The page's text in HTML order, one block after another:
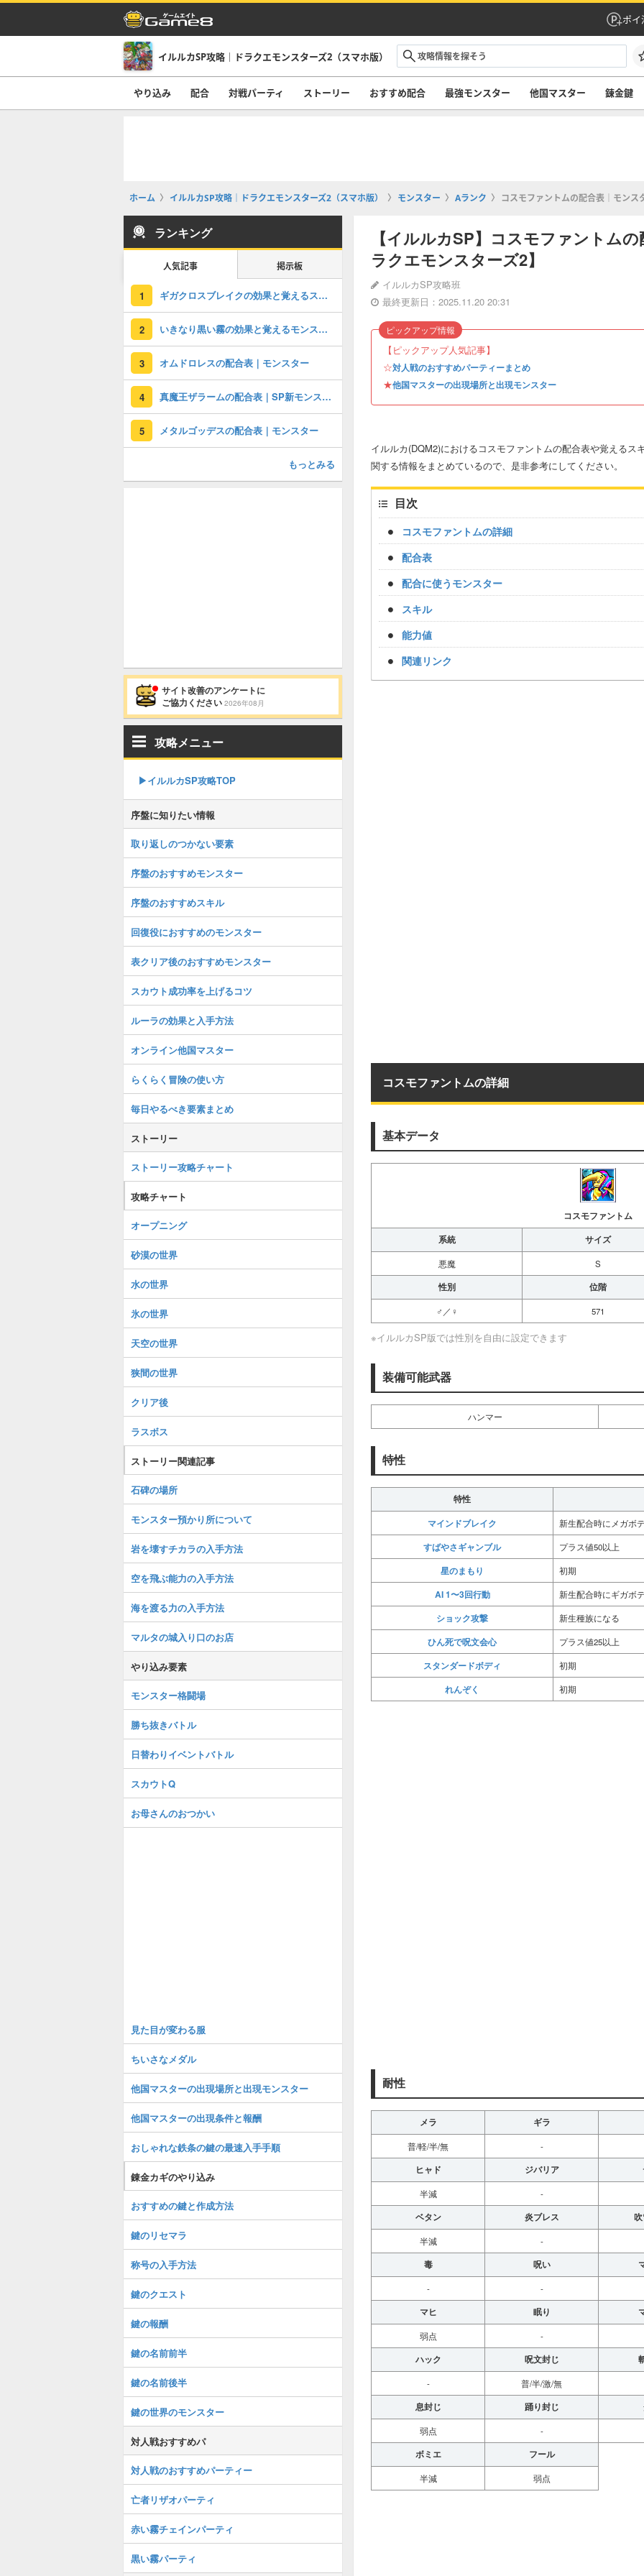
ポイ
イルルカSP攻略｜ドラクエモンスターズ2（スマホ版）
やり込み 配合 対戦パーティ ストーリー おすすめ配合 最強モンスター 他国マスター 錬金鍵
ホーム イルルカSP攻略｜ドラクエモンスターズ2（スマホ版） モンスター Aランク コスモファントムの配合表｜モンス
【イルルカSP】コスモファントム
ラクエモンスターズ2】
イルルカSP攻略班
最終更新日：2025.11.20 20:31
【ピックアップ人気記事】
☆対人戦のおすすめパーティーまとめ
★他国マスターの出現場所と出現モンスター
ピックアップ情報
イルルカ(DQM2)におけるコスモファントムの配合表や覚えるス
関する情報をまとめているので、是非参考にしてください。
目次
コスモファントムの詳細
配合表
配合に使うモンスター
スキル
能力値
関連リンク
コスモファントムの詳細
基本データ
コスモファントム
系統
サイズ
悪魔 S
性別 位階
♂／♀ 571
※イルルカSP版では性別を自由に設定できます
装備可能武器
ハンマー
特性
特性
マインドブレイク 新生配合時にメガボ
すばやさギャンブル プラス値50以上
星のまもり 初期
AI 1〜3回行動 新生配合時にギガボ
ショック攻撃 新生種族になる
ひん死で呪文会心 プラス値25以上
スタンダードボディ 初期
れんぞく 初期
耐性
メラ ギラ
普/軽/半/無 -
ヒャド ジバリア
半減 -
ベタン 炎ブレス
半減 -
毒 呪い
- -
マヒ 眠り
弱点 -
ハック 呪文封じ
- 普/半/激/無
息封じ 踊り封じ
弱点 -
ボミエ フール
半減 弱点
ランキング
人気記事 掲示板
1 ギガクロスブレイクの効果と覚えるスキル｜特技
2 いきなり黒い霧の効果と覚えるモンスター｜特性
3 オムドロレスの配合表｜モンスター
4 真魔王ザラームの配合表｜SP新モンスター
5 メタルゴッデスの配合表｜モンスター
もっとみる
サイト改善のアンケートに
ご協力ください 2026年08月
攻略メニュー
▶︎イルルカSP攻略TOP
序盤に知りたい情報
取り返しのつかない要素
序盤のおすすめモンスター
序盤のおすすめスキル
回復役におすすめのモンスター
表クリア後のおすすめモンスター
スカウト成功率を上げるコツ
ルーラの効果と入手方法
オンライン他国マスター
らくらく冒険の使い方
毎日やるべき要素まとめ
ストーリー
ストーリー攻略チャート
攻略チャート
オープニング
砂漠の世界
水の世界
氷の世界
天空の世界
狭間の世界
クリア後
ラスボス
ストーリー関連記事
石碑の場所
モンスター預かり所について
岩を壊すチカラの入手方法
空を飛ぶ能力の入手方法
海を渡る力の入手方法
マルタの城入り口のお店
やり込み要素
モンスター格闘場
勝ち抜きバトル
日替わりイベントバトル
スカウトQ
お母さんのおつかい
見た目が変わる服
ちいさなメダル
他国マスターの出現場所と出現モンスター
他国マスターの出現条件と報酬
おしゃれな鉄条の鍵の最速入手手順
錬金カギのやり込み
おすすめの鍵と作成方法
鍵のリセマラ
称号の入手方法
鍵のクエスト
鍵の報酬
鍵の名前前半
鍵の名前後半
鍵の世界のモンスター
対人戦おすすめパ
対人戦のおすすめパーティー
亡者リザオパーティ
赤い霧チェインパーティ
黒い霧パーティ